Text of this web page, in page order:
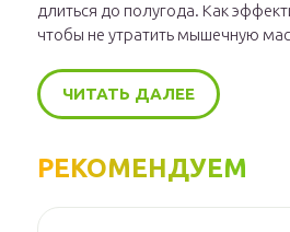
длиться до полугода. Как
чтобы не утратить мышечную
ЧИТАТЬ ДАЛЕЕ
РЕКОМЕНДУЕМ